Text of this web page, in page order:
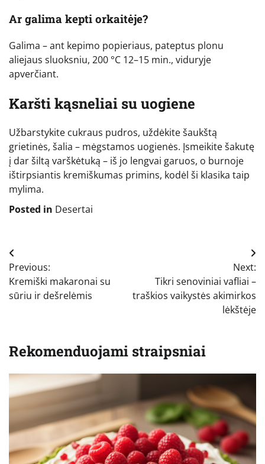
Ar galima kepti orkaitėje?
Galima – ant kepimo popieriaus, pateptus plonu
aliejaus sluoksniu, 200 °C 12–15 min., viduryje
apverčiant.
Karšti kąsneliai su uogiene
Užbarstykite cukraus pudros, uždėkite šaukštą
grietinės, šalia – mėgstamos uogienės. Įsmeikite šakutę
į dar šiltą varškėtuką – iš jo lengvai garuos, o burnoje
ištirpsiantis kremiškumas primins, kodėl ši klasika taip
mylima.
Posted in Desertai
Navigacija
tarp
įrašų
Previous:
Kremiški makaronai su
sūriu ir dešrelėmis
Next:
Tikri senoviniai vafliai –
traškios vaikystės akimirkos
lėkštėje
Rekomenduojami straipsniai